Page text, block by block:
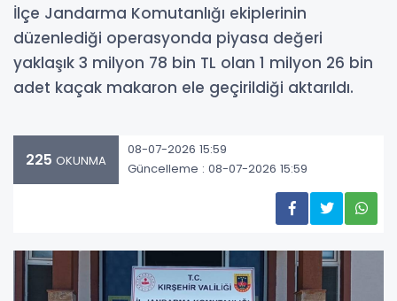
İlçe Jandarma Komutanlığı ekiplerinin
düzenlediği operasyonda piyasa değeri
yaklaşık 3 milyon 78 bin TL olan 1 milyon 26 bin
adet kaçak makaron ele geçirildiği aktarıldı.
225 OKUNMA
08-07-2026 15:59
Güncelleme : 08-07-2026 15:59